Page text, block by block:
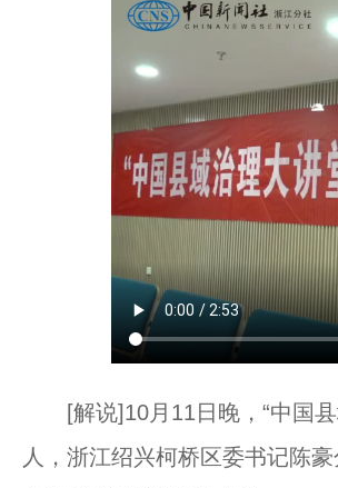
[解说]10月11日晚，“中国县
人，浙江绍兴柯桥区委书记陈